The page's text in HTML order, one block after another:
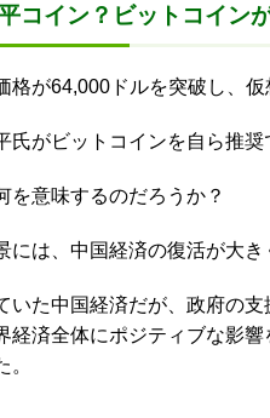
コイン？ビットコイン
格が64,000ドルを突破し、仮
氏がビットコインを自ら推奨
を意味するのだろうか？
には、中国経済の復活が大き
いた中国経済だが、政府の
経済全体にポジティブな影
。